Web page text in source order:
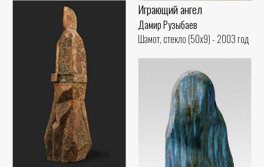
Играющий ангел
Дамир Рузыбаев
Шамот, стекло (50x9) - 2003 год